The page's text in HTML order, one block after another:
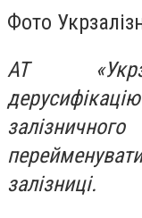
Фото
АТ
залізниці.